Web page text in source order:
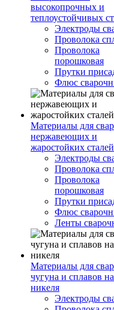
высокопрочных и
теплоустойчивых
Электроды
Проволока
Проволока
порошковая
Прутки
Флюс
Материалы для
нержавеющих и
жаростойких сталей
Электроды
Проволока
Проволока
порошковая
Прутки
Флюс
Ленты
Материалы для
чугуна и сплавов
никеля
Электроды